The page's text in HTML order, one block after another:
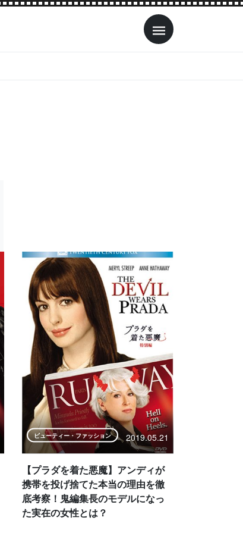
ビューティー・ファッション 2019.05.21
【プラダを着た悪魔】アンディが
携帯を投げ捨てた本当の理由を徹
底考察！鬼編集長のモデルになっ
た実在の女性とは？